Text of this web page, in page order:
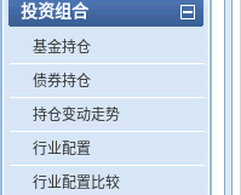
投资组合
基金持仓
债券持仓
持仓变动走势
行业配置
行业配置比较